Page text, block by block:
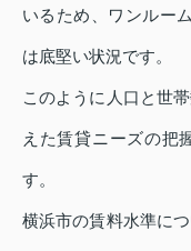
いるため、ワンルー
は底堅い状況です。
このように人口と世
えた賃貸ニーズの把
す。
横浜市の賃料水準に